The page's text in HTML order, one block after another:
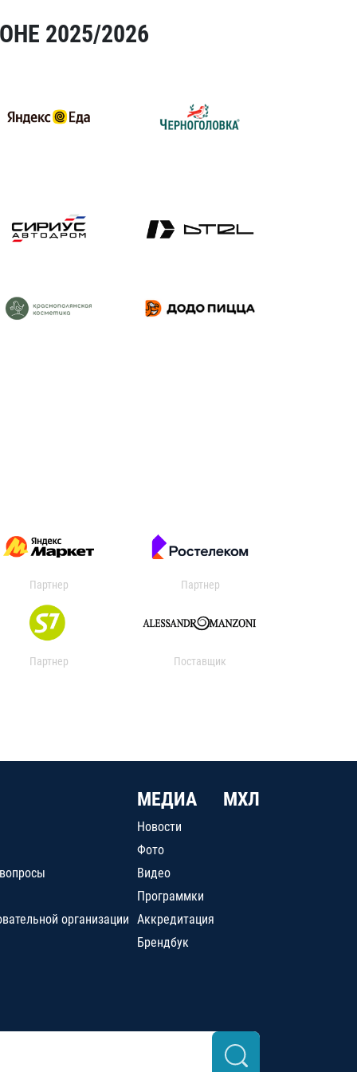
2025/2026
Партнер Партнер
Партнер Поставщик
организации
МЕДИА
Новости
Фото
Видео
Программки
Аккредитация
Брендбук
МХЛ